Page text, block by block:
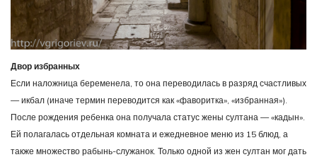
Двор избранных
Если наложница беременела, то она переводилась в разряд счастливых
— икбал (иначе термин переводится как «фаворитка», «избранная»).
После рождения ребенка она получала статус жены султана — «кадын».
Ей полагалась отдельная комната и ежедневное меню из 15 блюд, а
также множество рабынь-служанок. Только одной из жен султан мог дать